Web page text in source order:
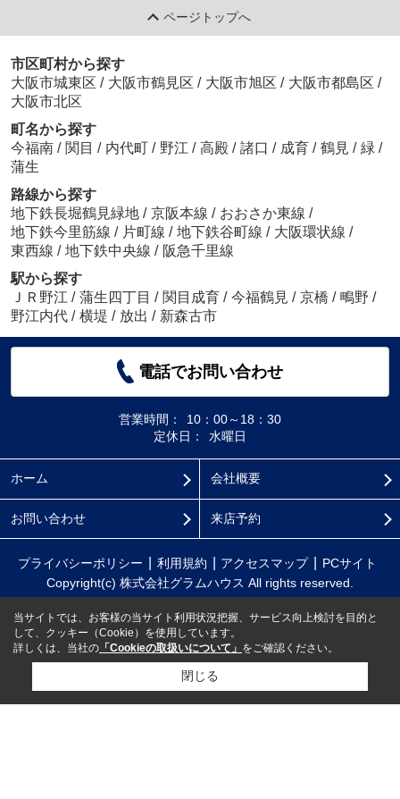
ページトップへ
市区町村から探す
大阪市城東区 / 大阪市鶴見区 / 大阪市旭区 / 大阪市都島区 /
大阪市北区
町名から探す
今福南 / 関目 / 内代町 / 野江 / 高殿 / 諸口 / 成育 / 鶴見 / 緑 /
蒲生
路線から探す
地下鉄長堀鶴見緑地 / 京阪本線 / おおさか東線 /
地下鉄今里筋線 / 片町線 / 地下鉄谷町線 / 大阪環状線 /
東西線 / 地下鉄中央線 / 阪急千里線
駅から探す
ＪＲ野江 / 蒲生四丁目 / 関目成育 / 今福鶴見 / 京橋 / 鴫野 /
野江内代 / 横堤 / 放出 / 新森古市
電話でお問い合わせ
営業時間：
10：00～18：30
定休日：
水曜日
ホーム 会社概要
お問い合わせ 来店予約
プライバシーポリシー 利用規約 アクセスマップ
PCサイト
Copyright(c) 株式会社グラムハウス All rights reserved.
当サイトでは、お客様の当サイト利用状況把握、サービス向上検討を目的と
して、クッキー（Cookie）を使用しています。
詳しくは、当社の 「Cookieの取扱いについて」 をご確認ください。
閉じる